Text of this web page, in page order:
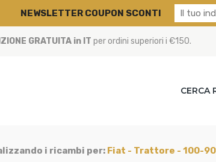
GRATUITA in IT per ordini superiori i €150.
CERCA
i ricambi per: Fiat - Trattore - 100-
NEWSLETTER COUPON SCONTI